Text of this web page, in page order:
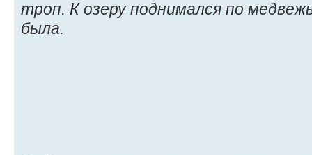
троп. К озеру поднимался по
была.